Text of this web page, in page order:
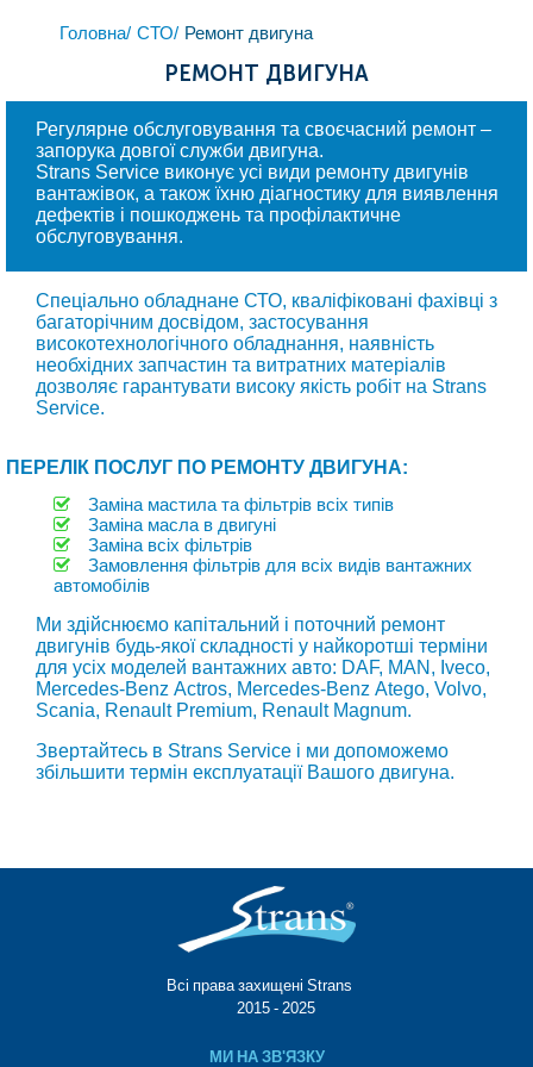
Головна/ СТО/ Ремонт двигуна
РЕМОНТ ДВИГУНА
Регулярне обслуговування та своєчасний ремонт –
запорука довгої служби двигуна.
Strans Service виконує усі види ремонту двигунів
вантажівок, а також їхню діагностику для виявлення
дефектів і пошкоджень та профілактичне
обслуговування.
Спеціально обладнане СТО, кваліфіковані фахівці з
багаторічним досвідом, застосування
високотехнологічного обладнання, наявність
необхідних запчастин та витратних матеріалів
дозволяє гарантувати високу якість робіт на Strans
Service.
ПЕРЕЛІК ПОСЛУГ ПО РЕМОНТУ ДВИГУНА:
Заміна мастила та фільтрів всіх типів
Заміна масла в двигуні
Заміна всіх фільтрів
Замовлення фільтрів для всіх видів вантажних
автомобілів
Ми здійснюємо капітальний і поточний ремонт
двигунів будь-якої складності у найкоротші терміни
для усіх моделей вантажних авто: DAF, МAN, Iveco,
Mercedes-Benz Actros, Mercedes-Benz Atego, Volvo,
Scania, Renault Premium, Renault Magnum.
Звертайтесь в Strans Service і ми допоможемо
збільшити термін експлуатації Вашого двигуна.
Всі права захищені Strans®
© 2015 - 2025
МИ НА ЗВ'ЯЗКУ